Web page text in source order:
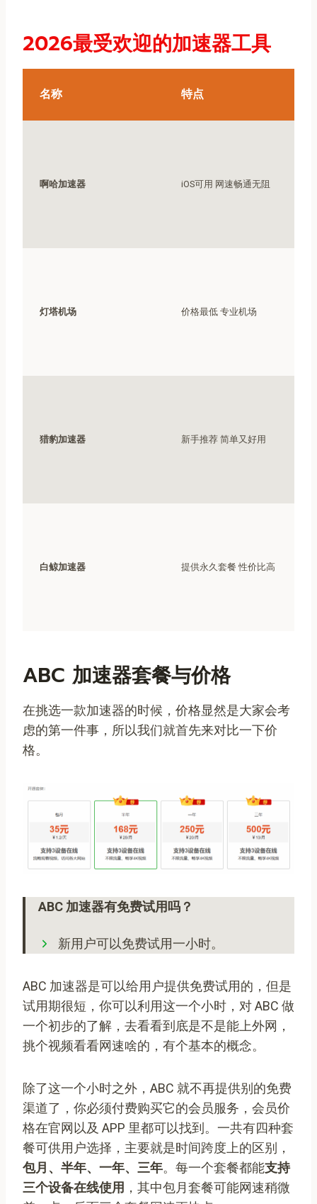
2026最受欢迎的加速器工具
名称 特点
啊哈加速器 iOS可用 网速畅通无阻
灯塔机场 价格最低 专业机场
猎豹加速器 新手推荐 简单又好用
白鲸加速器 提供永久套餐 性价比高
ABC 加速器套餐与价格
在挑选一款加速器的时候，价格显然是大家会考
虑的第一件事，所以我们就首先来对比一下价
格。
ABC 加速器有免费试用吗？
新用户可以免费试用一小时。
ABC 加速器是可以给用户提供免费试用的，但是
试用期很短，你可以利用这一个小时，对 ABC 做
一个初步的了解，去看看到底是不是能上外网，
挑个视频看看网速啥的，有个基本的概念。
除了这一个小时之外，ABC 就不再提供别的免费
渠道了，你必须付费购买它的会员服务，会员价
格在官网以及 APP 里都可以找到。一共有四种套
餐可供用户选择，主要就是时间跨度上的区别，
包月、半年、一年、三年。每一个套餐都能支持
三个设备在线使用 ，其中包月套餐可能网速稍微